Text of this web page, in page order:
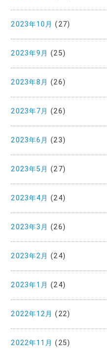
2023年10月 (27)
2023年9月 (25)
2023年8月 (26)
2023年7月 (26)
2023年6月 (23)
2023年5月 (27)
2023年4月 (24)
2023年3月 (26)
2023年2月 (24)
2023年1月 (24)
2022年12月 (22)
2022年11月 (25)